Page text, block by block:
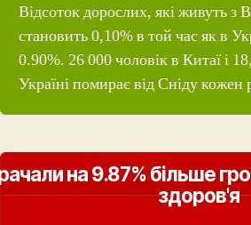
Відсоток дорослих, які живуть з
становить 0,10% в той час як в
0.90%. 26 000 чоловік в Китаї і
Україні помирає від Сніду кожен
на 9.87% більше
здоров'я